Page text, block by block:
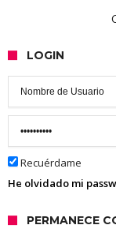
LOGIN
Recuérdame
He olvidado mi
PERMANECE